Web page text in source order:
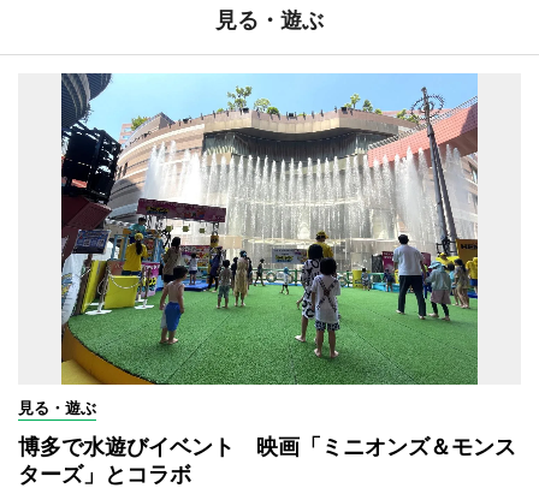
見る・遊ぶ
見る・遊ぶ
博多で水遊びイベント 映画「ミニオンズ＆モンス
ターズ」とコラボ